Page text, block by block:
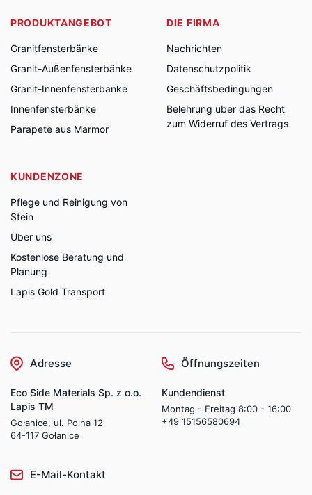
PRODUKTANGEBOT
Granitfensterbänke
Granit-Außenfensterbänke
Granit-Innenfensterbänke
Innenfensterbänke
Parapete aus Marmor
DIE FIRMA
Nachrichten
Datenschutzpolitik
Geschäftsbedingungen
Belehrung über das Recht
zum Widerruf des Vertrags
KUNDENZONE
Pflege und Reinigung von
Stein
Über uns
Kostenlose Beratung und
Planung
Lapis Gold Transport
Adresse
Eco Side Materials Sp. z o.o.
Lapis TM
Gołanice, ul. Polna 12
64-117 Gołanice
Öffnungszeiten
Kundendienst
Montag - Freitag 8:00 - 16:00
+49 15156580694
E-Mail-Kontakt